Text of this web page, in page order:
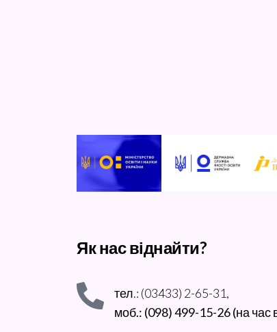
Як нас віднайти?
тел.: (03433) 2-65-31,
моб.: (098) 499-15-26 (на час